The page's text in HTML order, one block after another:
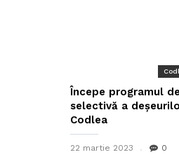
Începe programul
selectivă a
Codlea
22 martie 2023 0